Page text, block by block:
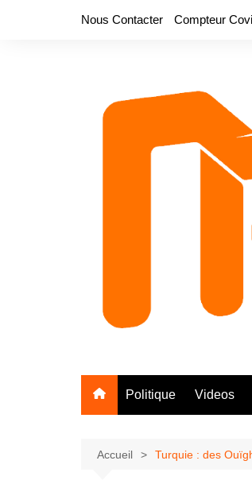
Nous Contacter Compteur
Politique Videos
Accueil Turquie : des